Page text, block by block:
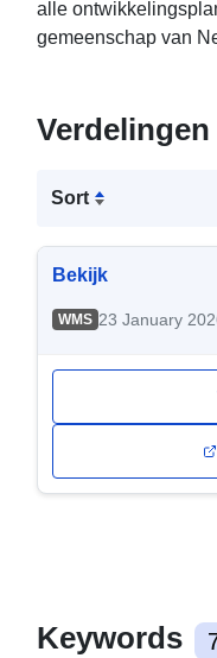
alle
gemeenschap van
Verdelingen
Sort
Bekijk
WMS 23 January
Keywords